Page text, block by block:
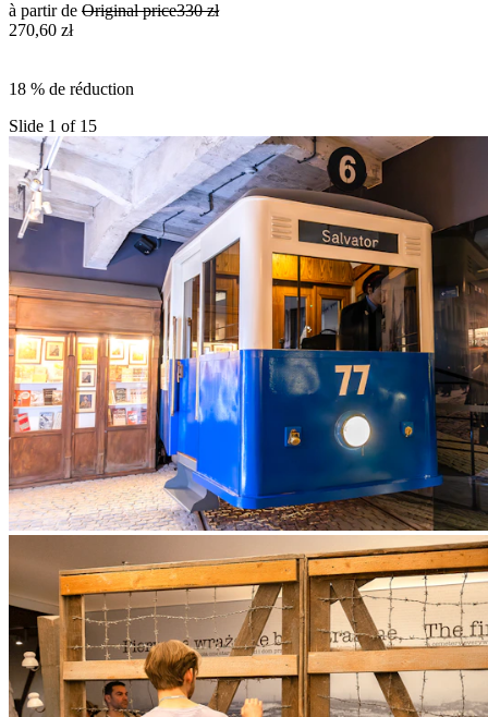
à partir de Original price330 zł
270,60 zł
18 % de réduction
Slide 1 of 15